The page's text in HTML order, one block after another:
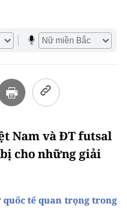
Nam và ĐT futsal
cho những giải
quốc tế quan trọng trong